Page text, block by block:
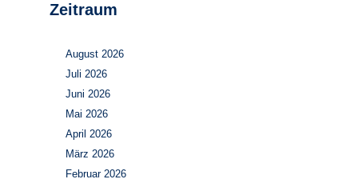
Zeitraum
August 2026
Juli 2026
Juni 2026
Mai 2026
April 2026
März 2026
Februar 2026